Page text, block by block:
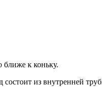
ближе к коньку.
из внутренней